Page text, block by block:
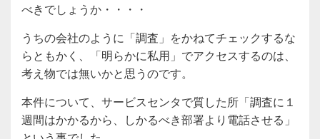
べきでしょうか・・・・
うちの会社のように「調査」をかねてチェックするな
らともかく、「明らかに私用」でアクセスするのは、
考え物では無いかと思うのです。
本件について、サービスセンタで質した所「調査に１
週間はかかるから、しかるべき部署より電話させる」